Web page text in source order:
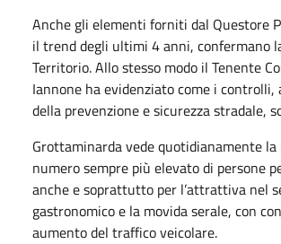
Anche gli elementi forniti dal Questore
il trend degli ultimi 4 anni, confermano
Territorio. Allo stesso modo il Tenente
Iannone ha evidenziato come i controlli,
della prevenzione e sicurezza stradale,
Grottaminarda vede quotidianamente la
numero sempre più elevato di persone
anche e soprattutto per l’attrattiva nel
gastronomico e la movida serale, con
aumento del traffico veicolare.